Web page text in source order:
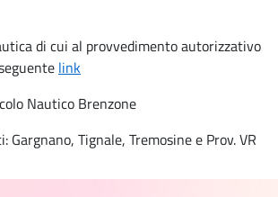
di cui al provvedimento autorizzativo
link
Nautico Brenzone
Gargnano, Tignale, Tremosine e Prov. VR